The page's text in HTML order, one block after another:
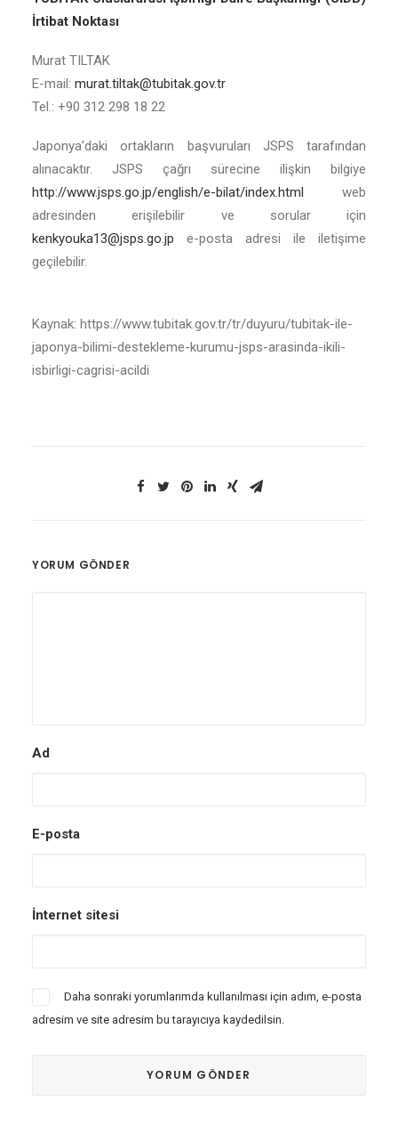
İrtibat Noktası
Murat TILTAK
E-mail: murat.tiltak@tubitak.gov.tr
Tel.: +90 312 298 18 22
Japonya’daki ortakların başvuruları JSPS tarafından
alınacaktır. JSPS çağrı sürecine ilişkin bilgiye
http://www.jsps.go.jp/english/e-bilat/index.html web
adresinden erişilebilir ve sorular için
kenkyouka13@jsps.go.jp e-posta adresi ile iletişime
geçilebilir.
Kaynak: https://www.tubitak.gov.tr/tr/duyuru/tubitak-ile-
japonya-bilimi-destekleme-kurumu-jsps-arasinda-ikili-
isbirligi-cagrisi-acildi
YORUM GÖNDER
Ad
E-posta
İnternet sitesi
Daha sonraki yorumlarımda kullanılması için adım, e-posta
adresim ve site adresim bu tarayıcıya kaydedilsin.